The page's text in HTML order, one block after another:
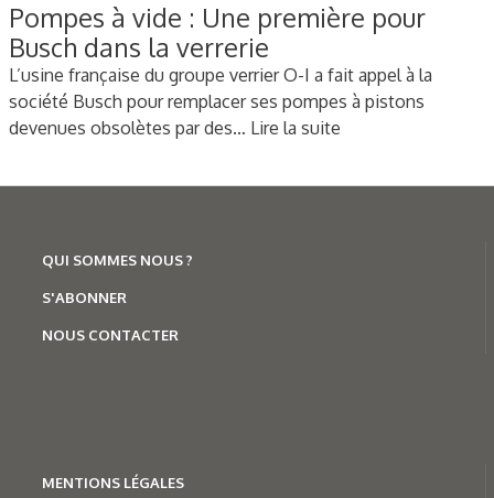
Pompes à vide : Une première pour
Busch dans la verrerie
L’usine française du groupe verrier O-I a fait appel à la
société Busch pour remplacer ses pompes à pistons
devenues obsolètes par des… Lire la suite
QUI SOMMES NOUS ?
S'ABONNER
NOUS CONTACTER
MENTIONS LÉGALES